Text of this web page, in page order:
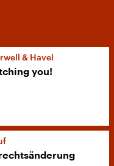
& Havel
you!